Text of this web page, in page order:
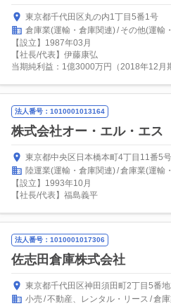
東京都千代田区丸の内1丁目5番1号
倉庫業(運輸・倉庫関連) その他(運輸
【設立】1987年03月
【社長/代表】伊藤康弘
当期純利益：1億3000万円（2018年12月
法人番号：1010001013164
株式会社オー・エル・エス
東京都中央区日本橋本町4丁目11番5号
陸運業(運輸・倉庫関連) 倉庫業(運輸
【設立】1993年10月
【社長/代表】福島義平
法人番号：1010001017306
佐志田倉庫株式会社
東京都千代田区神田須田町2丁目5番
小売 不動産、レンタル・リース 倉